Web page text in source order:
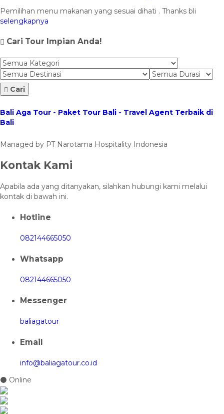
Pemilihan menu makanan yang sesuai dihati . Thanks bli
selengkapnya
Cari Tour Impian Anda!
Cari
Bali Aga Tour - Paket Tour Bali - Travel Agent Terbaik di
Bali
Managed by PT Narotama Hospitality Indonesia
Kontak Kami
Apabila ada yang ditanyakan, silahkan hubungi kami melalui
kontak di bawah ini.
Hotline
082144665050
Whatsapp
082144665050
Messenger
baliagatour
Email
info@baliagatour.co.id
⚫ Online